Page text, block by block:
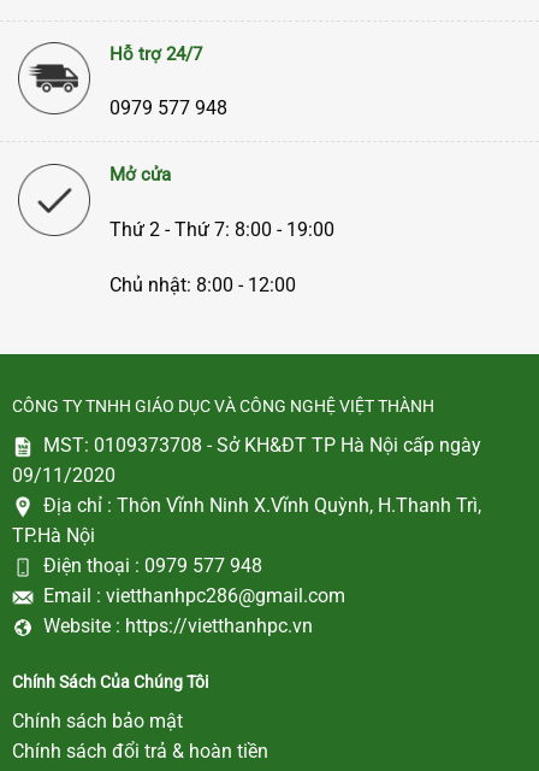
Hỗ trợ 24/7
0979 577 948
Mở cửa
Thứ 2 - Thứ 7: 8:00 - 19:00
Chủ nhật: 8:00 - 12:00
CÔNG TY TNHH GIÁO DỤC VÀ CÔNG NGHỆ VIỆT THÀNH
MST: 0109373708 - Sở KH&ĐT TP Hà Nội cấp ngày
09/11/2020
Địa chỉ : Thôn Vĩnh Ninh X.Vĩnh Quỳnh, H.Thanh Trì,
TP.Hà Nội
Điện thoại : 0979 577 948
Email : vietthanhpc286@gmail.com
Website : https://vietthanhpc.vn
Chính Sách Của Chúng Tôi
Chính sách bảo mật
Chính sách đổi trả & hoàn tiền